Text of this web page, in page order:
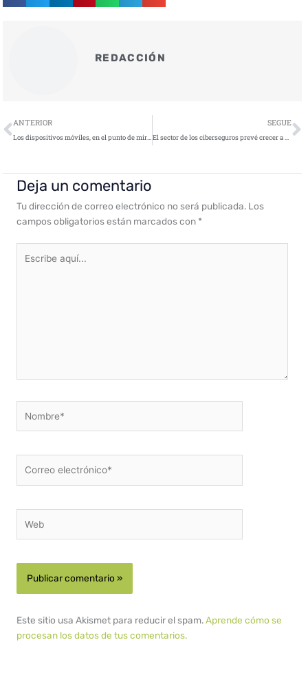
REDACCIÓN
Ant
ANTERIOR
Los dispositivos móviles, en el punto de mira de los hackers
SEGUE
El sector de los ciberseguros prevé crecer a un ritmo del 10% anual hasta 2025
Deja un comentario
Tu dirección de correo electrónico no será publicada. Los
campos obligatorios están marcados con *
aquí...
electrónico*
Este sitio usa Akismet para reducir el spam.Aprende cómo se
procesan los datos de tus comentarios.